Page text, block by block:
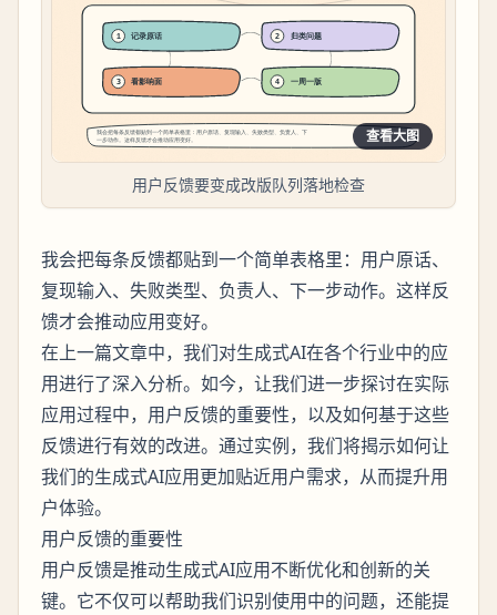
查看大图
用户反馈要变成改版队列落地检查
我会把每条反馈都贴到一个简单表格里：用户原话、
复现输入、失败类型、负责人、下一步动作。这样反
馈才会推动应用变好。
在上一篇文章中，我们对生成式AI在各个行业中的应
用进行了深入分析。如今，让我们进一步探讨在实际
应用过程中，用户反馈的重要性，以及如何基于这些
反馈进行有效的改进。通过实例，我们将揭示如何让
我们的生成式AI应用更加贴近用户需求，从而提升用
户体验。
用户反馈的重要性
用户反馈是推动生成式AI应用不断优化和创新的关
键。它不仅可以帮助我们识别使用中的问题，还能提